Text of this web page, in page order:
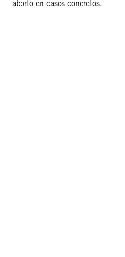
aborto en casos concretos.